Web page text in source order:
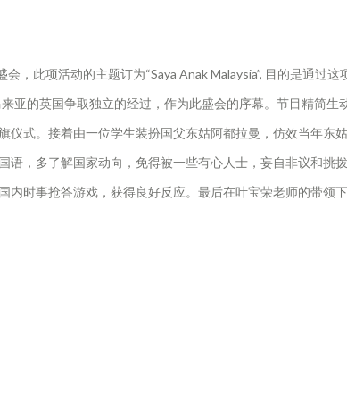
，此项活动的主题订为“Saya Anak Malaysia”, 目的是通过
的英国争取独立的经过，作为此盛会的序幕。节目精简生
式。接着由一位学生装扮国父东姑阿都拉曼，仿效当年东
，多了解国家动向，免得被一些有心人士，妄自非议和挑
时事抢答游戏，获得良好反应。最后在叶宝荣老师的带